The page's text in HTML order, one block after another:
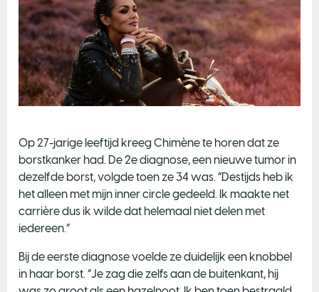
Op 27-jarige leeftijd kreeg Chimène te horen dat ze
borstkanker had. De 2e diagnose, een nieuwe tumor in
dezelfde borst, volgde toen ze 34 was. “Destijds heb ik
het alleen met mijn inner circle gedeeld. Ik maakte net
carrière dus ik wilde dat helemaal niet delen met
iedereen.”
Bij de eerste diagnose voelde ze duidelijk een knobbel
in haar borst. “Je zag die zelfs aan de buitenkant, hij